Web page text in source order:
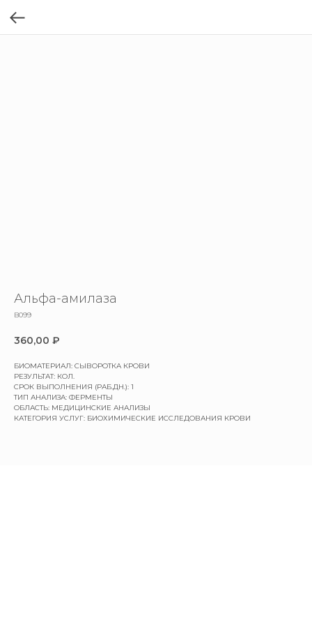
Альфа-амилаза
B099
360,00 ₽
БИОМАТЕРИАЛ: СЫВОРОТКА КРОВИ
РЕЗУЛЬТАТ: КОЛ.
СРОК ВЫПОЛНЕНИЯ (РАБ.ДН.): 1
ТИП АНАЛИЗА: ФЕРМЕНТЫ
ОБЛАСТЬ: МЕДИЦИНСКИЕ АНАЛИЗЫ
КАТЕГОРИЯ УСЛУГ: БИОХИМИЧЕСКИЕ ИССЛЕДОВАНИЯ КРОВИ